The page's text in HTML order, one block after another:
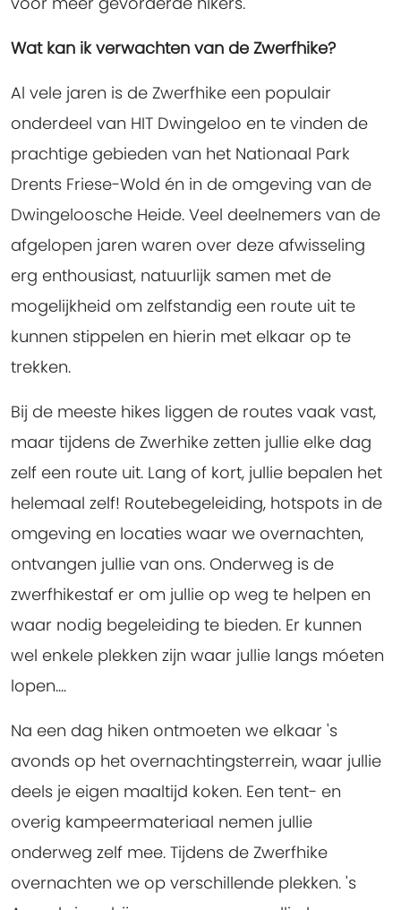
Wat kan ik verwachten van de Zwerfhike?
Al vele jaren is de Zwerfhike een populair
onderdeel van HIT Dwingeloo en te vinden de
prachtige gebieden van het Nationaal Park
Drents Friese-Wold én in de omgeving van de
Dwingeloosche Heide. Veel deelnemers van de
afgelopen jaren waren over deze afwisseling
erg enthousiast, natuurlijk samen met de
mogelijkheid om zelfstandig een route uit te
kunnen stippelen en hierin met elkaar op te
trekken.
Bij de meeste hikes liggen de routes vaak vast,
maar tijdens de Zwerhike zetten jullie elke dag
zelf een route uit. Lang of kort, jullie bepalen het
helemaal zelf! Routebegeleiding, hotspots in de
omgeving en locaties waar we overnachten,
ontvangen jullie van ons. Onderweg is de
zwerfhikestaf er om jullie op weg te helpen en
waar nodig begeleiding te bieden. Er kunnen
wel enkele plekken zijn waar jullie langs móeten
lopen....
Na een dag hiken ontmoeten we elkaar 's
avonds op het overnachtingsterrein, waar jullie
deels je eigen maaltijd koken. Een tent- en
overig kampeermateriaal nemen jullie
onderweg zelf mee. Tijdens de Zwerfhike
overnachten we op verschillende plekken. 's